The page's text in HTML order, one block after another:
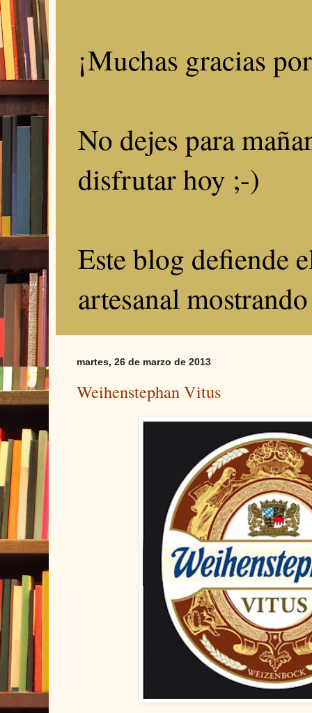
¡Muchas gracias
No dejes para
disfrutar hoy ;-)
Este blog defiende
artesanal
martes, 26 de marzo de 2013
Weihenstephan Vitus